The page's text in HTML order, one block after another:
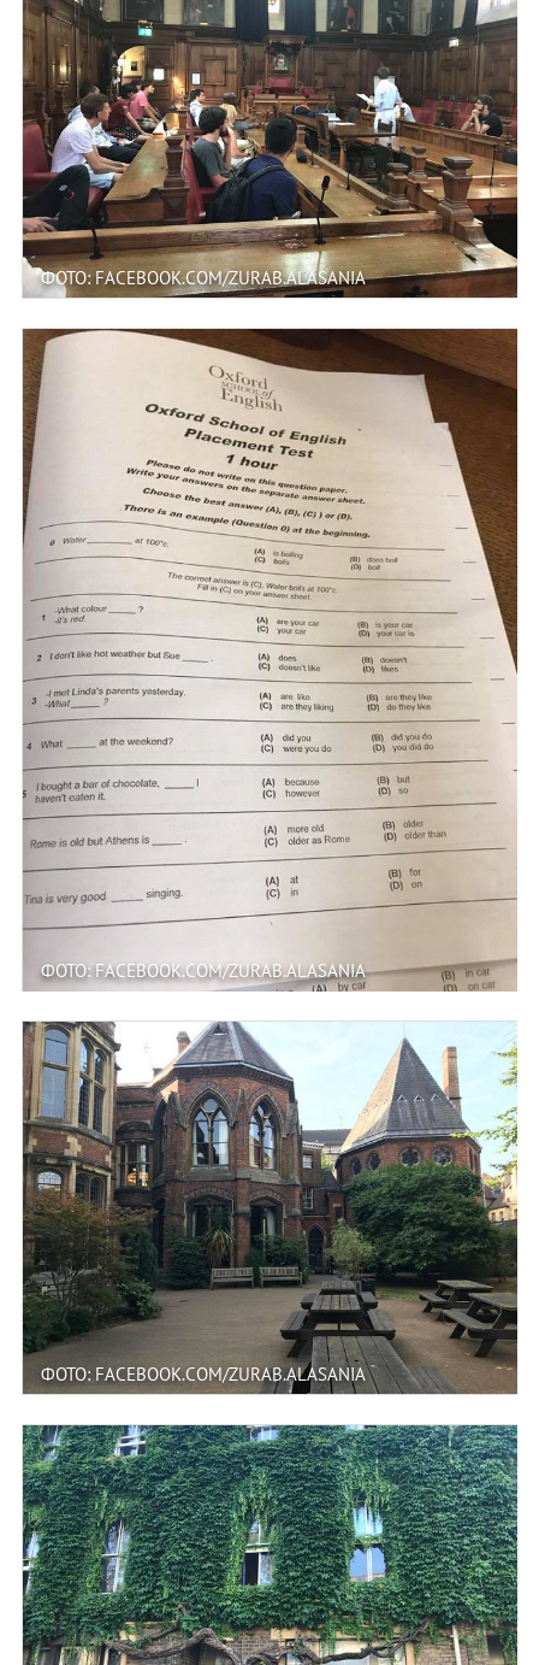
ФОТО: FACEBOOK.COM/ZURAB.ALASANIA
ФОТО: FACEBOOK.COM/ZURAB.ALASANIA
ФОТО: FACEBOOK.COM/ZURAB.ALASANIA